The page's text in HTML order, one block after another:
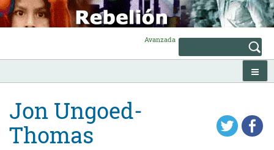
Skip
to
content
Avanzada
Jon Ungoed-
Thomas